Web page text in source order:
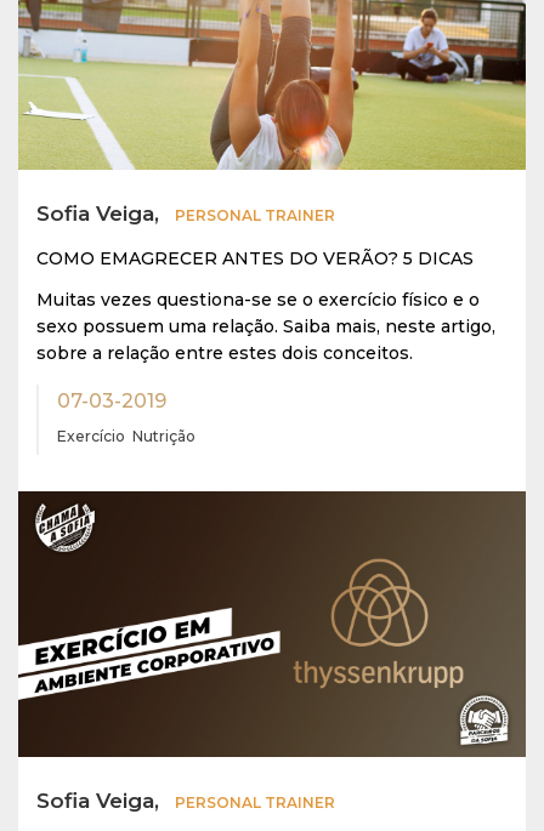
Sofia Veiga, PERSONAL TRAINER
COMO EMAGRECER ANTES DO VERÃO? 5 DICAS
Muitas vezes questiona-se se o exercício físico e o
sexo possuem uma relação. Saiba mais, neste artigo,
sobre a relação entre estes dois conceitos.
07-03-2019
Exercício Nutrição
Sofia Veiga, PERSONAL TRAINER